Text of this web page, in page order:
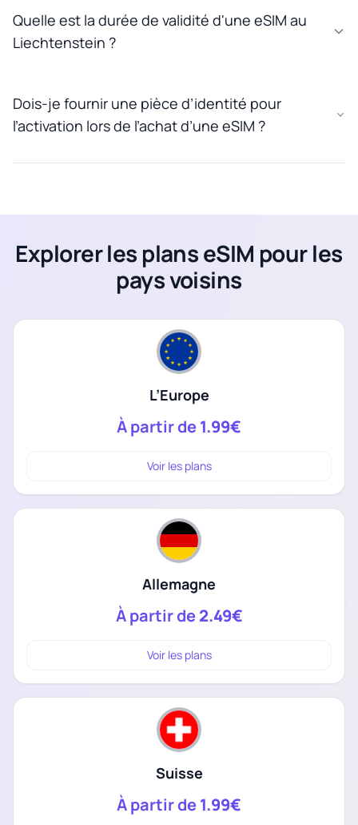
Quelle est la durée de validité d'une eSIM au
Liechtenstein ?
Dois-je fournir une pièce d’identité pour
l’activation lors de l’achat d’une eSIM ?
Explorer les plans eSIM pour les
pays voisins
L’Europe
À partir de1.99€
Voir les plans
Allemagne
À partir de2.49€
Voir les plans
Suisse
À partir de1.99€